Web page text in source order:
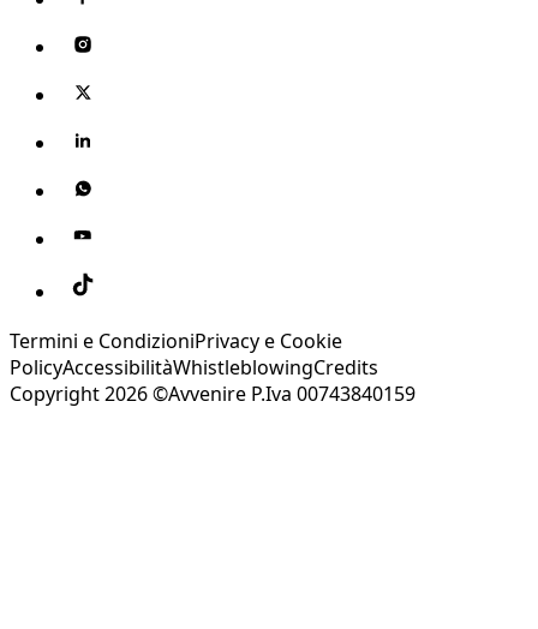
Termini e CondizioniPrivacy e Cookie
PolicyAccessibilitàWhistleblowingCredits
Copyright 2026 ©Avvenire P.Iva 00743840159